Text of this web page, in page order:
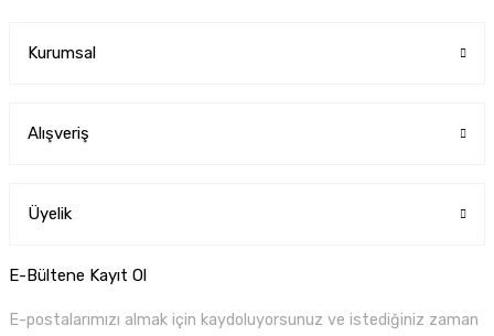
Kurumsal
Alışveriş
Üyelik
E-Bültene Kayıt Ol
E-postalarımızı almak için kaydoluyorsunuz ve istediğiniz zaman